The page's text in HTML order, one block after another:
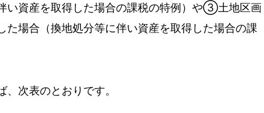
い資産を取得した場合の課税の特例）や③土地区画
場合（換地処分等に伴い資産を取得した場合の課
次表のとおりです。